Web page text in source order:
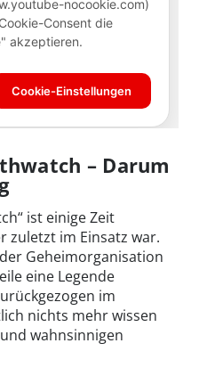
– Darum
ist einige Zeit
zuletzt im Einsatz war.
Geheimorganisation
eine Legende
im
nichts mehr wissen
wahnsinnigen